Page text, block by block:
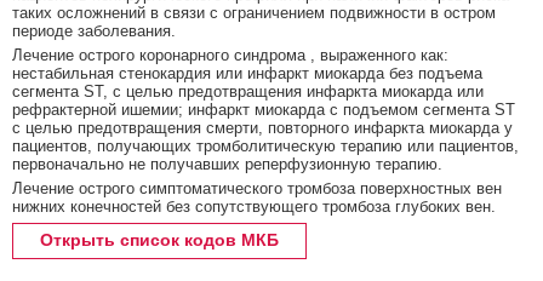
таких осложнений в связи с ограничением подвижности в остром
периоде заболевания.
Лечение острого коронарного синдрома , выраженного как:
нестабильная стенокардия или инфаркт миокарда без подъема
сегмента ST, с целью предотвращения инфаркта миокарда или
рефрактерной ишемии; инфаркт миокарда с подъемом сегмента ST
с целью предотвращения смерти, повторного инфаркта миокарда у
пациентов, получающих тромболитическую терапию или пациентов,
первоначально не получавших реперфузионную терапию.
Лечение острого симптоматического тромбоза поверхностных вен
нижних конечностей без сопутствующего тромбоза глубоких вен.
Открыть список кодов МКБ